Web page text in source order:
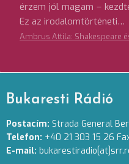
érzem jól magam –
Ez az irodalomtörténeti…
Ambrus Attila: Shakespeare
Bukaresti Rádió
Postacím: Strada General
Telefon: +40 21 303 15 26
E-mail: